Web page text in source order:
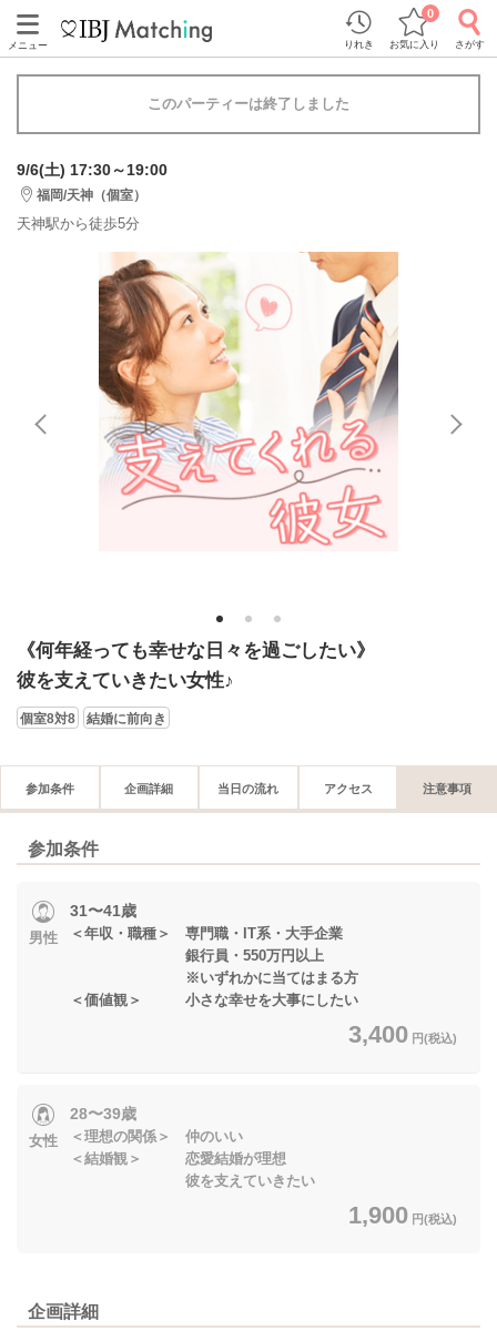
メニュー りれき お気に入り
0
さがす
このパーティーは終了しました
9/6(土) 17:30～19:00
福岡/天神（個室）
天神駅から徒歩5分
1 2 3
《何年経っても幸せな日々を過ごしたい》
彼を支えていきたい女性♪
個室8対8 結婚に前向き
参加条件 企画詳細 当日の流れ アクセス 注意事項
参加条件
男性
31〜41歳
＜年収・職種＞ 専門職・IT系・大手企業
銀行員・550万円以上
※いずれかに当てはまる方
＜価値観＞ 小さな幸せを大事にしたい
3,400 円(税込)
女性
28〜39歳
＜理想の関係＞ 仲のいい
＜結婚観＞ 恋愛結婚が理想
彼を支えていきたい
1,900 円(税込)
企画詳細